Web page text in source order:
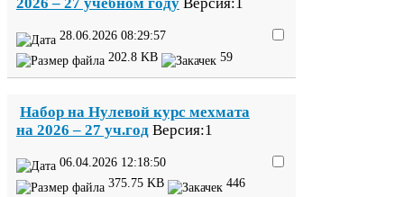
28.06.2026 08:29:57
202 8 KB 59
Набор на Нулевой курс мехмата
на 2026 – 27 уч.год Версия:1
06 04 2026 12:18:50
375 75 KB 446